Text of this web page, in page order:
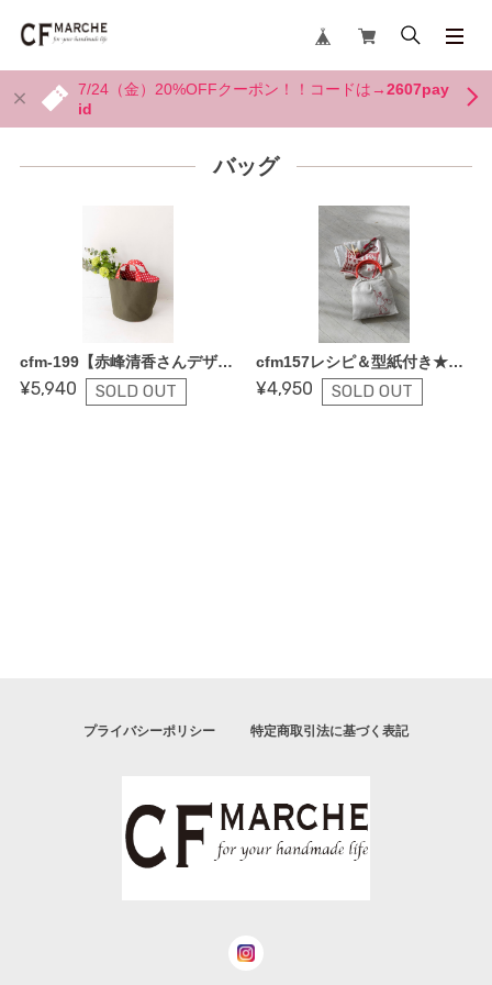
7/24（金）20%OFFクーポン！！コードは→2607pay
id
バッグ
cfm-199【赤峰清香さんデザイン・畳縁がポイントのバケツトート〜レシピ＆縫い代付き型紙付き】
¥5,940 SOLD OUT
cfm157レシピ＆型紙付き★【Jeu de Fils・春号連載〜刺しゅうレッスン帖「アップリケ刺しゅうのグラニーバッグ」】
¥4,950 SOLD OUT
プライバシーポリシー 特定商取引法に基づく表記